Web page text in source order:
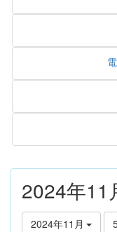
2024年11
2024年11月